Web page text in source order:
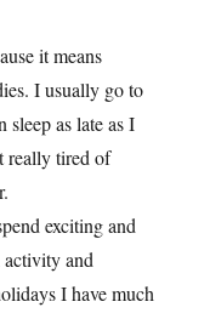
it means
I usually go to
sleep as late as I
really tired of
exciting and
and
I have much